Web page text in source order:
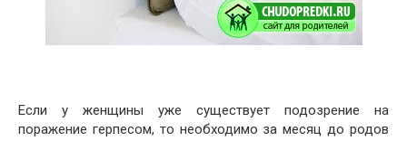
Если у женщины уже существует подозрение на
поражение герпесом, то необходимо за месяц до родов